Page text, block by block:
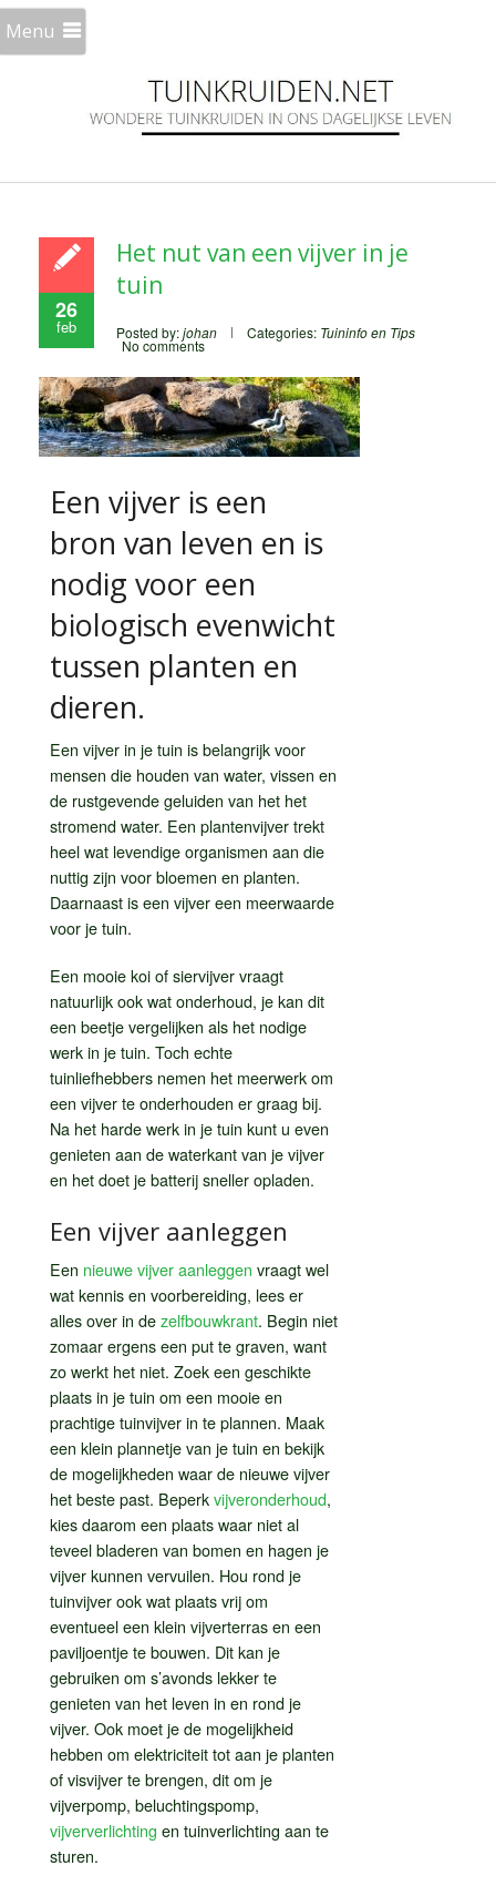
Menu
26
feb
Het nut van een vijver in je
tuin
Posted by:johan Categories: Tuininfo en Tips
No comments
Een vijver is een
bron van leven en is
nodig voor een
biologisch evenwicht
tussen planten en
dieren.
Een vijver in je tuin is belangrijk voor
mensen die houden van water, vissen en
de rustgevende geluiden van het het
stromend water. Een plantenvijver trekt
heel wat levendige organismen aan die
nuttig zijn voor bloemen en planten.
Daarnaast is een vijver een meerwaarde
voor je tuin.
Een mooie koi of siervijver vraagt
natuurlijk ook wat onderhoud, je kan dit
een beetje vergelijken als het nodige
werk in je tuin. Toch echte
tuinliefhebbers nemen het meerwerk om
een vijver te onderhouden er graag bij.
Na het harde werk in je tuin kunt u even
genieten aan de waterkant van je vijver
en het doet je batterij sneller opladen.
Een vijver aanleggen
Een nieuwe vijver aanleggen vraagt wel
wat kennis en voorbereiding, lees er
alles over in dezelfbouwkrant. Begin niet
zomaar ergens een put te graven, want
zo werkt het niet. Zoek een geschikte
plaats in je tuin om een mooie en
prachtige tuinvijver in te plannen. Maak
een klein plannetje van je tuin en bekijk
de mogelijkheden waar de nieuwe vijver
het beste past. Beperkvijveronderhoud,
kies daarom een plaats waar niet al
teveel bladeren van bomen en hagen je
vijver kunnen vervuilen. Hou rond je
tuinvijver ook wat plaats vrij om
eventueel een klein vijverterras en een
paviljoentje te bouwen. Dit kan je
gebruiken om s’avonds lekker te
genieten van het leven in en rond je
vijver. Ook moet je de mogelijkheid
hebben om elektriciteit tot aan je planten
of visvijver te brengen, dit om je
vijverpomp, beluchtingspomp,
vijververlichting en tuinverlichting aan te
sturen.